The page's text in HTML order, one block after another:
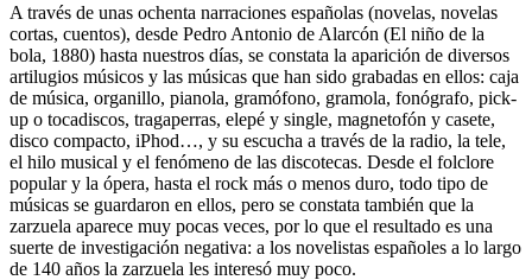
A través de unas ochenta narraciones españolas (novelas, novelas
cortas, cuentos), desde Pedro Antonio de Alarcón (El niño de la
bola, 1880) hasta nuestros días, se constata la aparición de diversos
artilugios músicos y las músicas que han sido grabadas en ellos: caja
de música, organillo, pianola, gramófono, gramola, fonógrafo, pick-
up o tocadiscos, tragaperras, elepé y single, magnetofón y casete,
disco compacto, iPhod…, y su escucha a través de la radio, la tele,
el hilo musical y el fenómeno de las discotecas. Desde el folclore
popular y la ópera, hasta el rock más o menos duro, todo tipo de
músicas se guardaron en ellos, pero se constata también que la
zarzuela aparece muy pocas veces, por lo que el resultado es una
suerte de investigación negativa: a los novelistas españoles a lo largo
de 140 años la zarzuela les interesó muy poco.